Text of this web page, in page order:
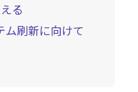
る
ム刷新に向けて